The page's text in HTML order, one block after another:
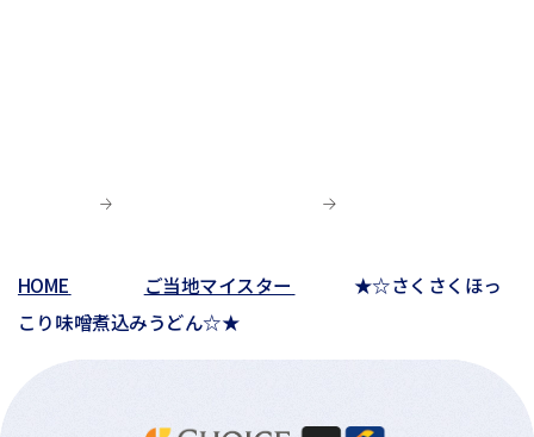
HOME ご当地マイスター
★☆さくさくほっ
こり味噌煮込みうどん☆★